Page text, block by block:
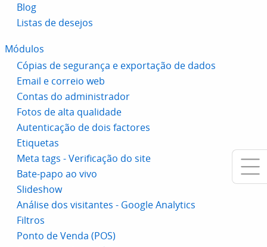
Blog
Listas de desejos
Módulos
Cópias de segurança e exportação de dados
Email e correio web
Contas do administrador
Fotos de alta qualidade
Autenticação de dois factores
Etiquetas
Meta tags - Verificação do site
Bate-papo ao vivo
Slideshow
Análise dos visitantes - Google Analytics
Filtros
Ponto de Venda (POS)